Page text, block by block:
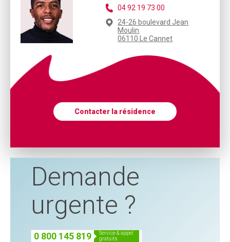
04 92 19 73 00
24-26 boulevard Jean
Moulin
06110 Le Cannet
Contacter la résidence
Demande
urgente ?
0 800 145 819
service & appel
gratuits